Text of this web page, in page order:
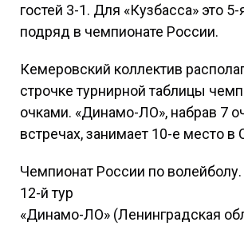
гостей 3-1. Для «Кузбасса» это
подряд в чемпионате России.
Кемеровский коллектив
строчке турнирной таблицы
очками. «Динамо-ЛО», набрав 7
встречах, занимает 10-е место в
Чемпионат России по
12-й тур
«Динамо-ЛО» (Ленинградская